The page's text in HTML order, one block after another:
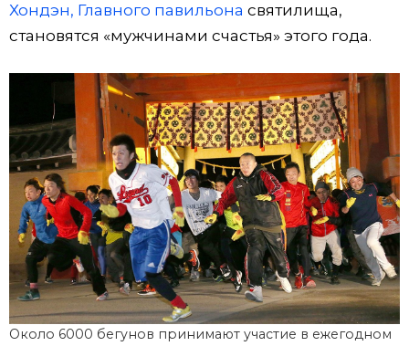
Хондэн, Главного павильона святилища,
становятся «мужчинами счастья» этого года.
Около 6000 бегунов принимают участие в ежегодном